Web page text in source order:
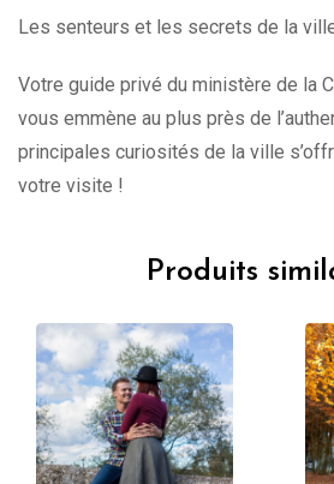
Les senteurs et les secrets de la
Votre guide privé du ministère de la
vous emmène au plus près de
principales curiosités de la ville
votre visite !
Produits